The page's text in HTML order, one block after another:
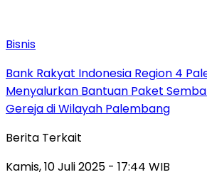
Bisnis
Bank Rakyat Indonesia Region 4
Menyalurkan Bantuan Paket
Gereja di Wilayah Palembang
Berita Terkait
Kamis, 10 Juli 2025 - 17:44 WIB